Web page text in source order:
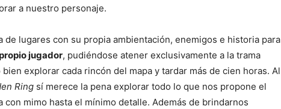
a nuestro personaje.
lugares con su propia ambientación, enemigos e historia para
jugador, pudiéndose atener exclusivamente a la trama
explorar cada rincón del mapa y tardar más de cien horas. Al
Ring sí merece la pena explorar todo lo que nos propone el
mimo hasta el mínimo detalle. Además de brindarnos